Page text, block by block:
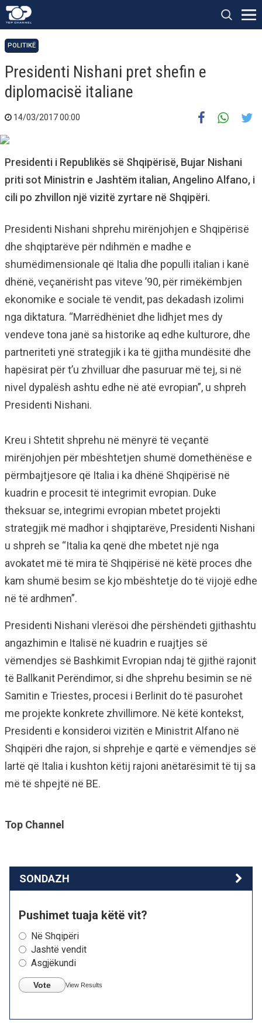
POLITIKË
Presidenti Nishani pret shefin e
diplomacisë italiane
14/03/2017 00:00
Presidenti i Republikës së Shqipërisë, Bujar Nishani
priti sot Ministrin e Jashtëm italian, Angelino Alfano, i
cili po zhvillon një vizitë zyrtare në Shqipëri.
Presidenti Nishani shprehu mirënjohjen e Shqipërisë
dhe shqiptarëve për ndihmën e madhe e
shumëdimensionale që Italia dhe populli italian i kanë
dhënë, veçanërisht pas viteve ’90, për rimëkëmbjen
ekonomike e sociale të vendit, pas dekadash izolimi
nga diktatura. “Marrëdhëniet dhe lidhjet mes dy
vendeve tona janë sa historike aq edhe kulturore, dhe
partneriteti ynë strategjik i ka të gjitha mundësitë dhe
hapësirat për t’u zhvilluar dhe pasuruar më tej, si në
nivel dypalësh ashtu edhe në atë evropian”, u shpreh
Presidenti Nishani.
Kreu i Shtetit shprehu në mënyrë të veçantë
mirënjohjen për mbështetjen shumë domethënëse e
përmbajtjesore që Italia i ka dhënë Shqipërisë në
kuadrin e procesit të integrimit evropian. Duke
theksuar se, integrimi evropian mbetet projekti
strategjik më madhor i shqiptarëve, Presidenti Nishani
u shpreh se “Italia ka qenë dhe mbetet një nga
avokatet më të mira të Shqipërisë në këtë proces dhe
kam shumë besim se kjo mbështetje do të vijojë edhe
në të ardhmen”.
Presidenti Nishani vlerësoi dhe përshëndeti gjithashtu
angazhimin e Italisë në kuadrin e ruajtjes së
vëmendjes së Bashkimit Evropian ndaj të gjithë rajonit
të Ballkanit Perëndimor, si dhe shprehu besimin se në
Samitin e Triestes, procesi i Berlinit do të pasurohet
me projekte konkrete zhvillimore. Në këtë kontekst,
Presidenti e konsideroi vizitën e Ministrit Alfano në
Shqipëri dhe rajon, si shprehje e qartë e vëmendjes së
lartë që Italia i kushton këtij rajoni anëtarësimit të tij sa
më të shpejtë në BE.
Top Channel
SONDAZH
Pushimet tuaja këtë vit?
Në Shqipëri
Jashtë vendit
Asgjëkundi
Vote View Results